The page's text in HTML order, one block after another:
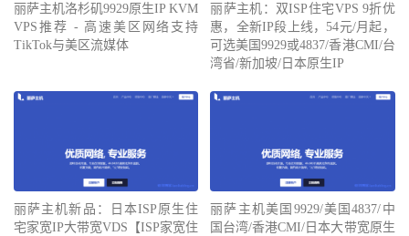
丽萨主机洛杉矶9929原生IP KVM
VPS推荐 - 高速美区网络支持
TikTok与美区流媒体
丽萨主机：双ISP住宅VPS 9折优
惠，全新IP段上线，54元/月起，
可选美国9929或4837/香港CMI/台
湾省/新加坡/日本原生IP
丽萨主机新品：日本ISP原生住
宅家宽IP大带宽VDS【ISP家宽住
丽萨主机美国9929/美国4837/中
国台湾/香港CMI/日本大带宽原生